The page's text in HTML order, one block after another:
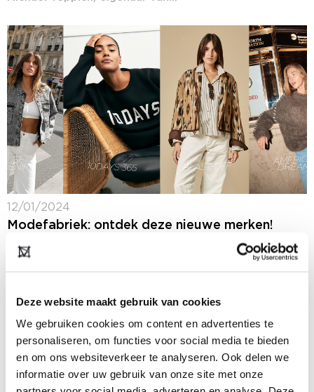
Deze website maakt gebruik van cookies
We gebruiken cookies om content en advertenties te
personaliseren, om functies voor social media te bieden
en om ons websiteverkeer te analyseren. Ook delen we
informatie over uw gebruik van onze site met onze
12/01/2024
Modefabriek: ontdek deze nieuwe merken!
Volgende week - 21 + 22 januari 2024 - is het weer tijd
voor Modefabriek en doe je inspiratie op voor het